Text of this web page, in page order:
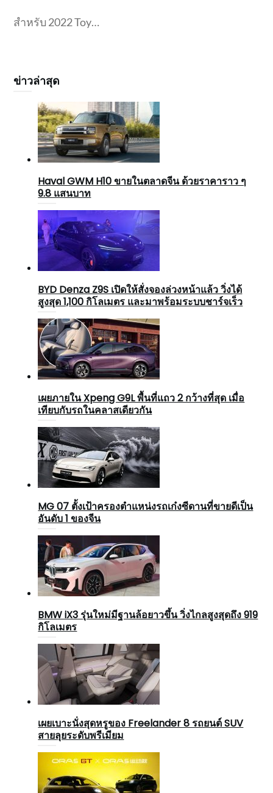
สำหรับ 2022 Toy…
ข่าวล่าสุด
Haval GWM H10 ขายในตลาดจีน ด้วยราคาราว ๆ
9.8 แสนบาท
BYD Denza Z9S เปิดให้สั่งจองล่วงหน้าแล้ว วิ่งได้
สูงสุด 1,100 กิโลเมตร และมาพร้อมระบบชาร์จเร็ว
เผยภายใน Xpeng G9L พื้นที่แถว 2 กว้างที่สุด เมื่อ
เทียบกับรถในคลาสเดียวกัน
MG 07 ตั้งเป้าครองตำแหน่งรถเก๋งซีดานที่ขายดีเป็น
อันดับ 1 ของจีน
BMW iX3 รุ่นใหม่มีฐานล้อยาวขึ้น วิ่งไกลสูงสุดถึง 919
กิโลเมตร
เผยเบาะนั่งสุดหรูของ Freelander 8 รถยนต์ SUV
สายลุยระดับพรีเมียม